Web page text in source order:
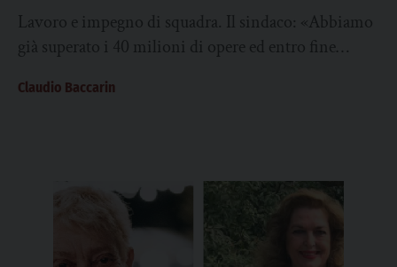
Lavoro e impegno di squadra. Il sindaco: «Abbiamo
già superato i 40 milioni di opere ed entro fine
Claudio Baccarin